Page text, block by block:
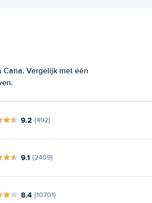
Vergelijk met één
9.2 (492)
9.1 (2409)
8.4 (10701)